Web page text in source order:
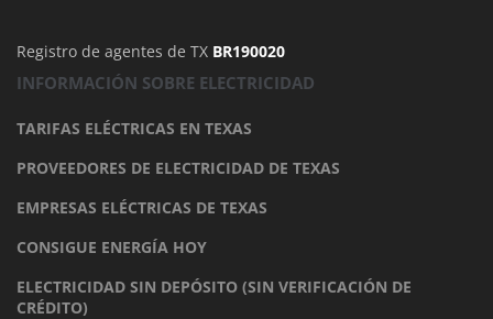
Registro de agentes de TX BR190020
INFORMACIÓN SOBRE ELECTRICIDAD
TARIFAS ELÉCTRICAS EN TEXAS
PROVEEDORES DE ELECTRICIDAD DE TEXAS
EMPRESAS ELÉCTRICAS DE TEXAS
CONSIGUE ENERGÍA HOY
ELECTRICIDAD SIN DEPÓSITO (SIN VERIFICACIÓN DE
CRÉDITO)